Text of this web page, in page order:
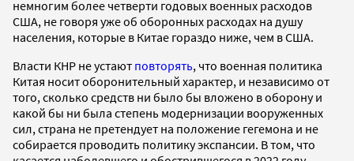
немногим более четверти годовых военных расходов
США, не говоря уже об оборонных расходах на душу
населения, которые в Китае гораздо ниже, чем в США.
Власти КНР не устают повторять, что военная политика
Китая носит оборонительный характер, и независимо от
того, сколько средств ни было бы вложено в оборону и
какой бы ни была степень модернизации вооруженных
сил, страна не претендует на положение гегемона и не
собирается проводить политику экспансии. В том, что